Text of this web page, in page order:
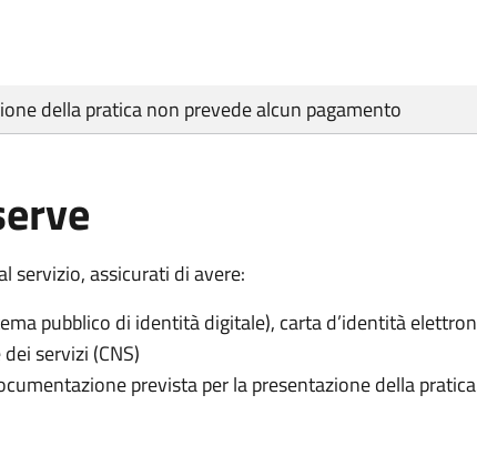
della pratica non prevede alcun pagamento
servizio, assicurati di avere:
pubblico di identità digitale), carta d’identità
servizi (CNS)
prevista per la presentazione della